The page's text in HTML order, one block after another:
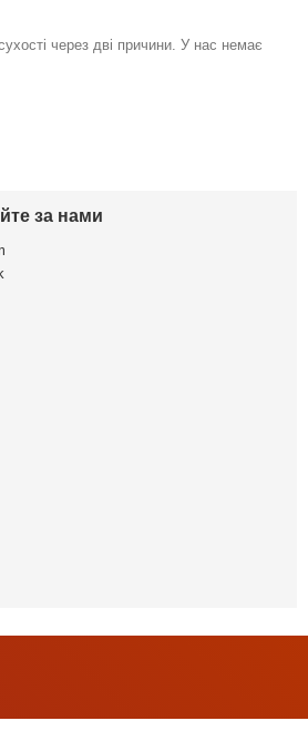
через дві причини. У нас немає
за нами